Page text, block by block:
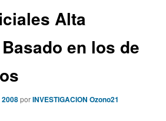
Alta
en los de
2008porINVESTIGACION Ozono21